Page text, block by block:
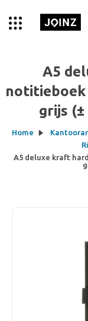
A5
notitieboek
grijs (±
Home
A5 deluxe kraft